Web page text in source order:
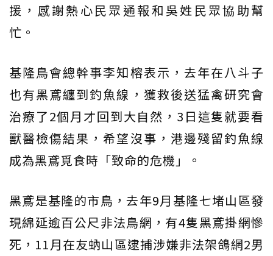
援，感謝熱心民眾通報和吳姓民眾協助幫
忙。
基隆鳥會總幹事李知榕表示，去年在八斗子
也有黑鳶纏到釣魚線，獲救後送猛禽研究會
治療了2個月才回到大自然，3日這隻就要看
獸醫檢傷結果，希望沒事，港邊殘留釣魚線
成為黑鳶覓食時「致命的危機」。
黑鳶是基隆的市鳥，去年9月基隆七堵山區發
現綿延逾百公尺非法鳥網，有4隻黑鳶掛網慘
死，11月在友蚋山區逮捕涉嫌非法架鴿網2男